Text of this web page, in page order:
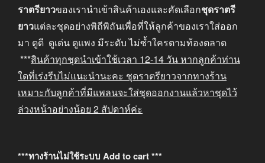
ราตรียาวของเรานำเข้าสินค้าเองและคัดเลือกชุดราตรี
ยาวแต่ละชุดอย่างพิถีพิถันเพื่อที่ให้ลูกค้าของเราใส่ออก
มา ดูดี ดูเด่น ดูแพง มีระดับ ไม่ซ้ำใครตามท้องตลาด
***สินค้าทุกชุดนำเข้าใช้เวลา 12-14 วัน หากลูกค้าท่าน
ใดที่เร่งรีบไม่แนะนำนะคะ ชุดราตรียาวจากทางร้าน
เหมาะกับลูกค้าที่มีแพลนจะใส่ชุดออกงานแล้วหาชุดไว้
ล่วงหน้าอย่างน้อย 2 สัปดาห์ค่ะ
***ทางร้านไม่ใช้ระบบ Add to cart ***